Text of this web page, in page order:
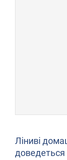
Ліниві
доведеться